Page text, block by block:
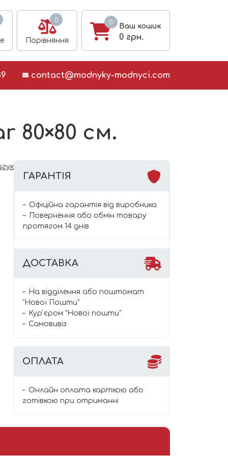
0
Порівняння
0
Ваш кошик
0 грн.
contact@modnyky-modnyci.com
80×80 см.
ГАРАНТІЯ
Офіційна гарантія від виробника
Повернення або обмін товару
протягом 14 днів
ДОСТАВКА
На відділення або поштомат
"Нової Пошти"
Курʼєром "Нової пошти"
Самовивіз
ОПЛАТА
Онлайн оплата карткою або
готівкою при отриманні